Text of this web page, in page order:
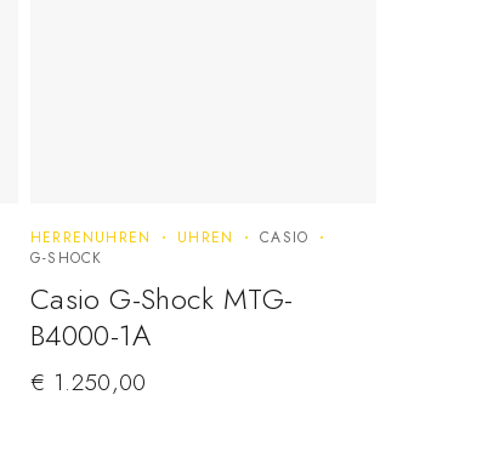
HERRENUHREN UHREN
CASIO
G-SHOCK
Casio G-Shock MTG-
B4000-1A
€ 1.250,00